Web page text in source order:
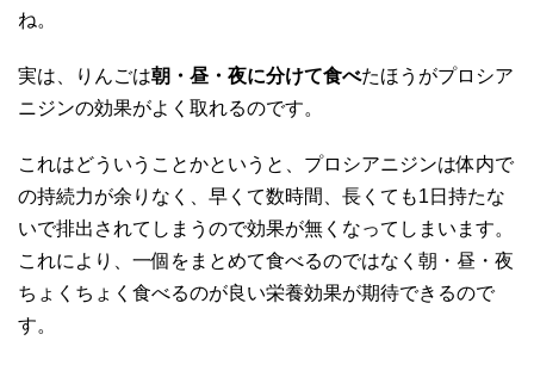
ね。
実は、りんごは朝・昼・夜に分けて食べたほうがプロシア
ニジンの効果がよく取れるのです。
これはどういうことかというと、プロシアニジンは体内で
の持続力が余りなく、早くて数時間、長くても1日持たな
いで排出されてしまうので効果が無くなってしまいます。
これにより、一個をまとめて食べるのではなく朝・昼・夜
ちょくちょく食べるのが良い栄養効果が期待できるので
す。